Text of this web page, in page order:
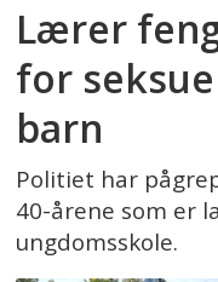
Lærer
for
barn
Politiet har
40-årene som er
ungdomsskole.